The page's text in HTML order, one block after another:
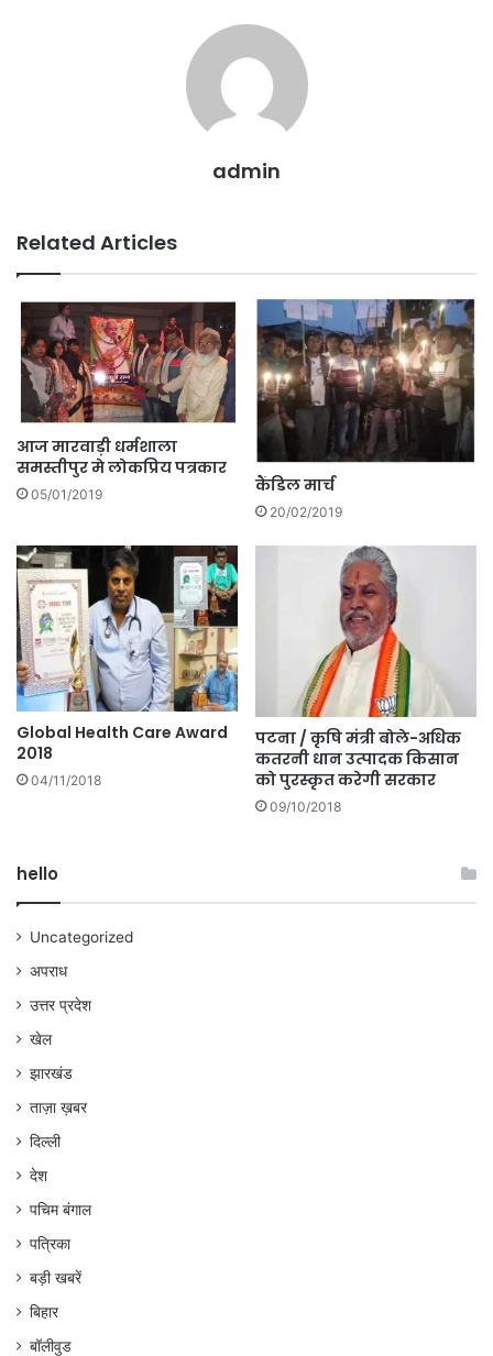
er
admin
Related Articles
आज मारवाड़ी धर्मशाला
समस्तीपुर मे लोकप्रिय पत्रकार
05/01/2019 कैंडिल मार्च
20/02/2019
Global Health Care Award
2018
04/11/2018
पटना / कृषि मंत्री बोले-अधिक
कतरनी धान उत्पादक किसान
को पुरस्कृत करेगी सरकार
09/10/2018
hello
Uncategorized
अपराध
उत्तर प्रदेश
खेल
झारखंड
ताज़ा ख़बर
दिल्ली
देश
पचिम बंगाल
पत्रिका
बड़ी खबरें
बिहार
बॉलीवुड